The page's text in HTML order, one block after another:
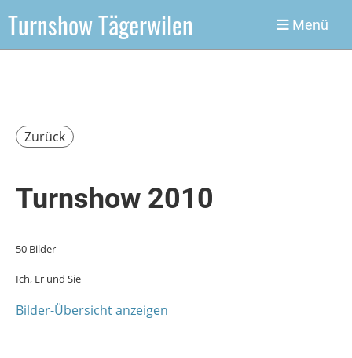
Turnshow Tägerwilen Menü
Zurück
Turnshow 2010
50 Bilder
Ich, Er und Sie
Bilder-Übersicht anzeigen